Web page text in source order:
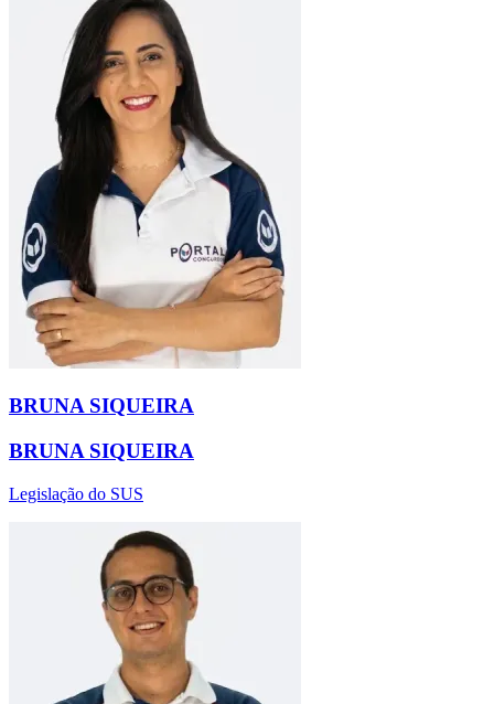
BRUNA SIQUEIRA
BRUNA SIQUEIRA
Legislação do SUS